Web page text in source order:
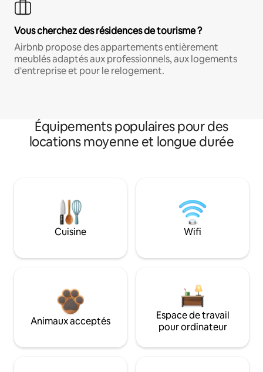
Vous cherchez des résidences de tourisme ?
Airbnb propose des appartements entièrement
meublés adaptés aux professionnels, aux logements
d'entreprise et pour le relogement.
Équipements populaires pour des
locations moyenne et longue durée
Cuisine Wifi
Animaux acceptés
Espace de travail
pour ordinateur